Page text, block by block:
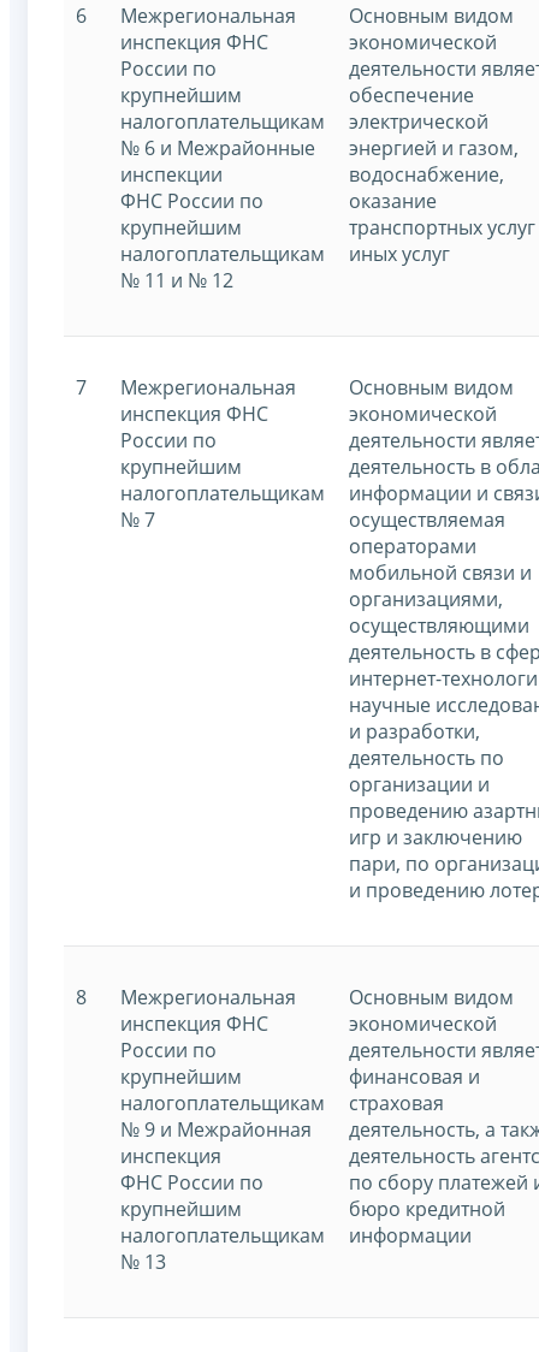
6
Межрегиональная
инспекция ФНС
России по
крупнейшим
налогоплательщикам
№ 6 и Межрайонные
инспекции
ФНС России по
крупнейшим
налогоплательщикам
№ 11 и № 12
Основным видом
экономической
деятельности
обеспечение
электрической
энергией и газом,
водоснабжение,
оказание
транспортных
иных услуг
7
Межрегиональная
инспекция ФНС
России по
крупнейшим
налогоплательщикам
№ 7
Основным видом
экономической
деятельности
деятельность в
информации и
осуществляемая
операторами
мобильной связи и
организациями,
осуществляющими
деятельность в
интернет-
научные
и разработки,
деятельность по
организации и
проведению
игр и заключению
пари, по
и проведению
8
Межрегиональная
инспекция ФНС
России по
крупнейшим
налогоплательщикам
№ 9 и Межрайонная
инспекция
ФНС России по
крупнейшим
налогоплательщикам
№ 13
Основным видом
экономической
деятельности
финансовая и
страховая
деятельность, а
деятельность
по сбору платежей
бюро кредитной
информации